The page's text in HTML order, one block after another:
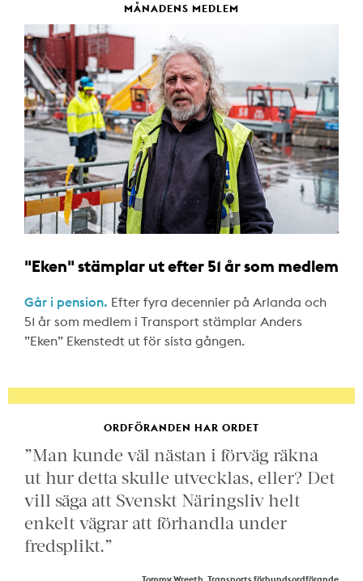
MÅNADENS MEDLEM
"Eken" stämplar ut efter 51 år som medlem
Går i pension. Efter fyra decennier på Arlanda och
51 år som medlem i Transport stämplar Anders
”Eken” Ekenstedt ut för sista gången.
ORDFÖRANDEN HAR ORDET
”Man kunde väl nästan i förväg räkna
ut hur detta skulle utvecklas, eller? Det
vill säga att Svenskt Näringsliv helt
enkelt vägrar att förhandla under
fredsplikt.”